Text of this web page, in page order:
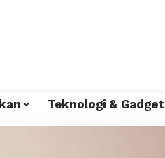
Teknologi & Gadget